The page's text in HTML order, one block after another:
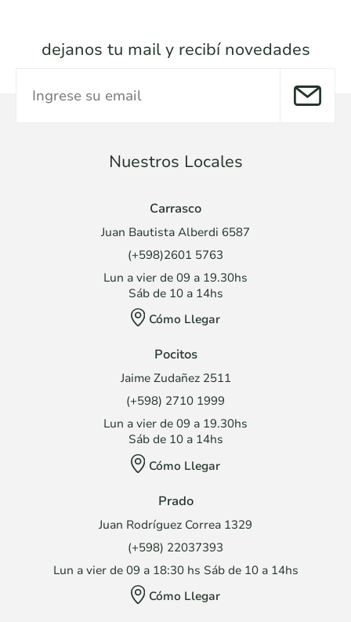
dejanos tu mail y recibí novedades
Nuestros Locales
Carrasco
Juan Bautista Alberdi 6587
(+598)2601 5763
Lun a vier de 09 a 19.30hs
Sáb de 10 a 14hs
Cómo Llegar
Pocitos
Jaime Zudañez 2511
(+598) 2710 1999
Lun a vier de 09 a 19.30hs
Sáb de 10 a 14hs
Cómo Llegar
Prado
Juan Rodríguez Correa 1329
(+598) 22037393
Lun a vier de 09 a 18:30 hs Sáb de 10 a 14hs
Cómo Llegar